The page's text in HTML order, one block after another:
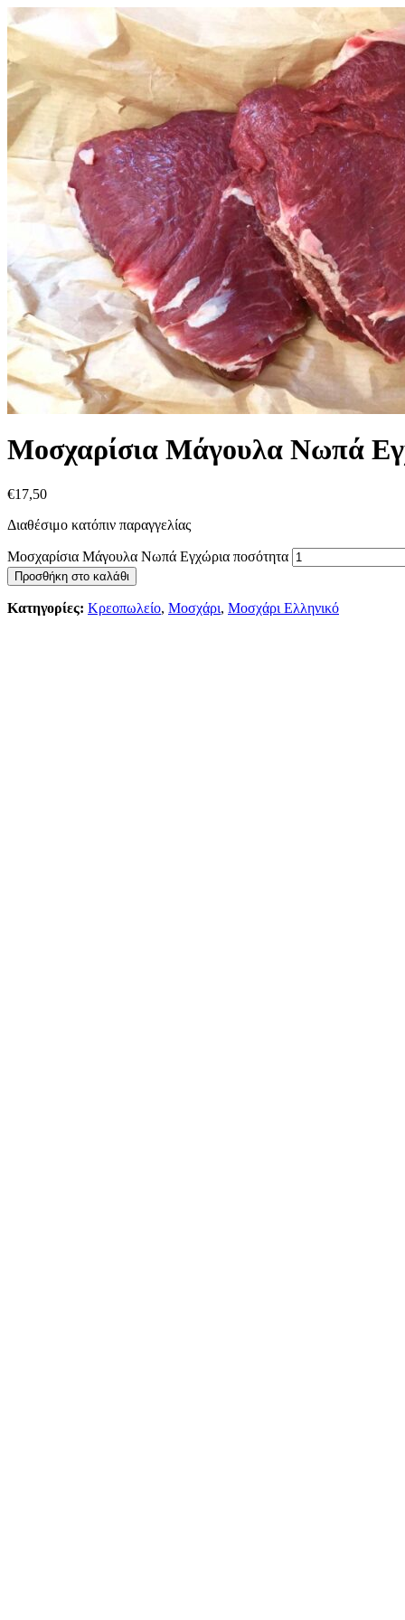
Μοσχαρίσια Μάγουλα Νωπά
€17,50
Διαθέσιμο κατόπιν παραγγελίας
Μοσχαρίσια Μάγουλα Νωπά Εγχώρια ποσότητα
Προσθήκη στο καλάθι
Κατηγορίες: Κρεοπωλείο, Μοσχάρι, Μοσχάρι Ελληνικό